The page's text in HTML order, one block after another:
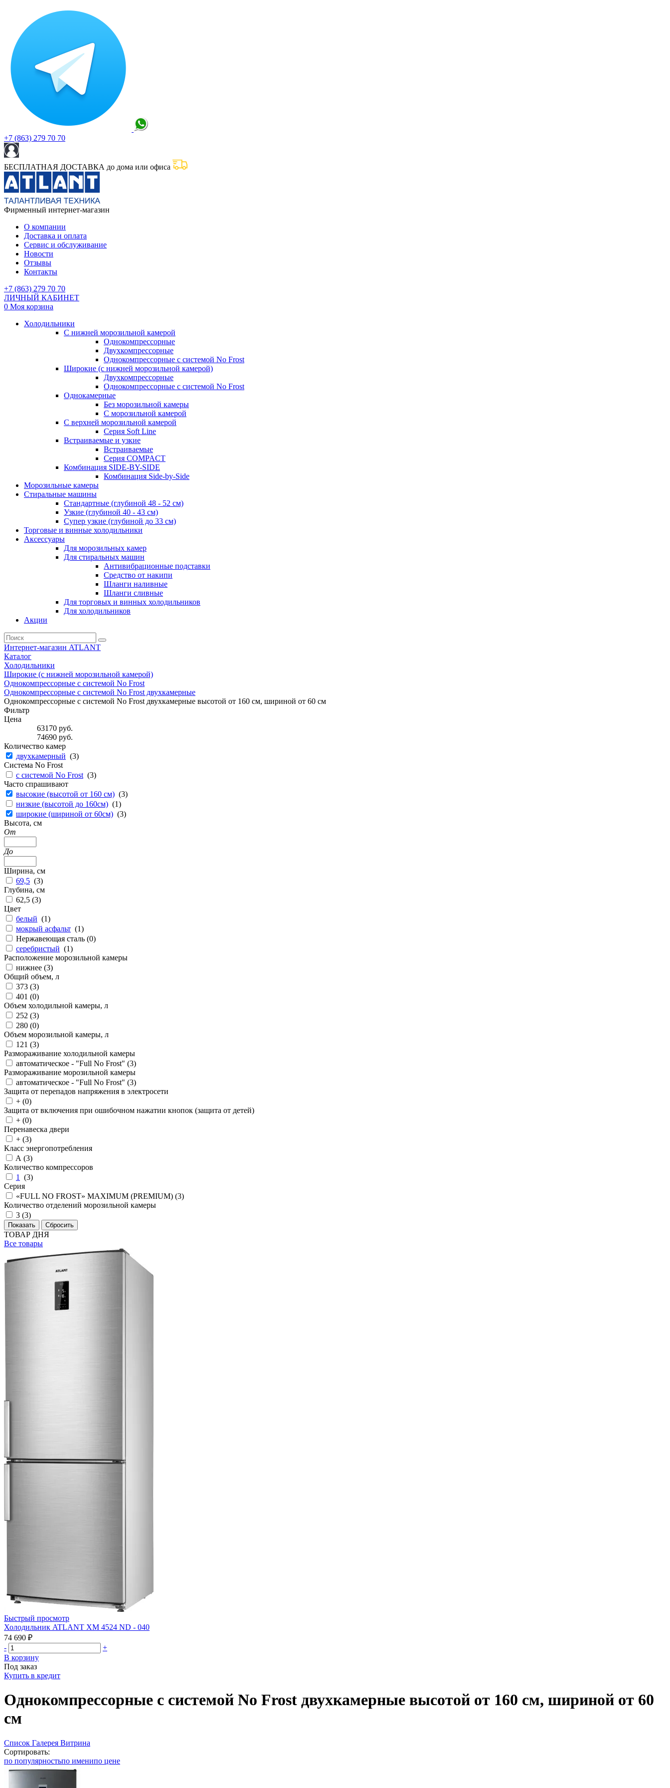
+7 (863) 279 70 70
БЕСПЛАТНАЯ ДОСТАВКА до дома или офиса
Фирменный интернет-магазин
О компании
Доставка и оплата
Сервис и обслуживание
Новости
Отзывы
Контакты
+7 (863) 279 70 70
ЛИЧНЫЙ КАБИНЕТ
0 Моя корзина
Холодильники
С нижней морозильной камерой
Однокомпрессорные
Двухкомпрессорные
Однокомпрессорные с системой No Frost
Широкие (с нижней морозильной камерой)
Двухкомпрессорные
Однокомпрессорные с системой No Frost
Однокамерные
Без морозильной камеры
С морозильной камерой
С верхней морозильной камерой
Серия Soft Line
Встраиваемые и узкие
Встраиваемые
Серия СOMPACT
Комбинация SIDE-BY-SIDE
Комбинация Side-by-Side
Морозильные камеры
Стиральные машины
Стандартные (глубиной 48 - 52 см)
Узкие (глубиной 40 - 43 см)
Супер узкие (глубиной до 33 см)
Торговые и винные холодильники
Аксессуары
Для морозильных камер
Для стиральных машин
Антивибрационные подставки
Средство от накипи
Шланги наливные
Шланги сливные
Для торговых и винных холодильников
Для холодильников
Акции
Интернет-магазин ATLANT
Каталог
Холодильники
Широкие (с нижней морозильной камерой)
Однокомпрессорные с системой No Frost
Однокомпрессорные с системой No Frost двухкамерные
Однокомпрессорные с системой No Frost двухкамерные высотой от 160 см, шириной от 60 см
Фильтр
Цена
63170 руб.
74690 руб.
Количество камер
двухкамерный (3)
Система No Frost
с системой No Frost (3)
Часто спрашивают
высокие (высотой от 160 см) (3)
низкие (высотой до 160см) (1)
широкие (шириной от 60см) (3)
Высота, см
От
До
Ширина, см
69,5 (3)
Глубина, см
62,5 (3)
Цвет
белый (1)
мокрый асфальт (1)
Нержавеющая сталь (0)
серебристый (1)
Расположение морозильной камеры
нижнее (3)
Общий объем, л
373 (3)
401 (0)
Объем холодильной камеры, л
252 (3)
280 (0)
Объем морозильной камеры, л
121 (3)
Размораживание холодильной камеры
автоматическое - "Full No Frost" (3)
Размораживание морозильной камеры
автоматическое - "Full No Frost" (3)
Защита от перепадов напряжения в электросети
+ (0)
Защита от включения при ошибочном нажатии кнопок (защита от детей)
+ (0)
Перенавеска двери
+ (3)
Класс энергопотребления
A (3)
Количество компрессоров
1
(3)
Серия
«FULL NO FROST» MAXIMUM (PREMIUM) (3)
Количество отделений морозильной камеры
3 (3)
ТОВАР ДНЯ
Все товары
Быстрый просмотр
Холодильник ATLANT ХМ 4524 ND - 040
74 690 ₽
-
+
В корзину
Под заказ
Купить в кредит
Однокомпрессорные с системой No Frost двухкамерные высотой от 160 см, шириной от 60
см
Список Галерея Витрина
Сортировать:
по популярностьпо именипо цене